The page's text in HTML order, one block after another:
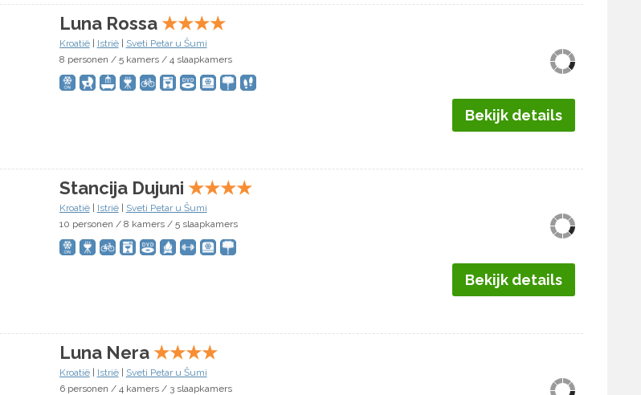
Luna Rossa ★★★★
Kroatië| Istrië| Sveti Petar u Šumi
8 personen / 5 kamers / 4 slaapkamers
Bekijk details
Stancija Dujuni ★★★★
Kroatië| Istrië| Sveti Petar u Šumi
10 personen / 8 kamers / 5 slaapkamers
Bekijk details
Luna Nera ★★★★
Kroatië| Istrië| Sveti Petar u Šumi
6 personen / 4 kamers / 3 slaapkamers